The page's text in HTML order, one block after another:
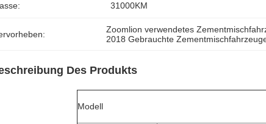
31000KM
Zoomlion verwendetes
2018 Gebrauchte
Des Produkts
Modell